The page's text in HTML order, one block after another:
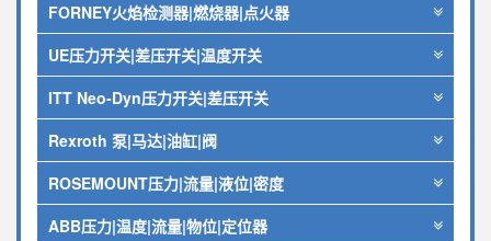
FORNEY火焰检测器|燃烧器|点火器
UE压力开关|差压开关|温度开关
ITT Neo-Dyn压力开关|差压开关
Rexroth 泵|马达|油缸|阀
ROSEMOUNT压力|流量|液位|密度
ABB压力|温度|流量|物位|定位器